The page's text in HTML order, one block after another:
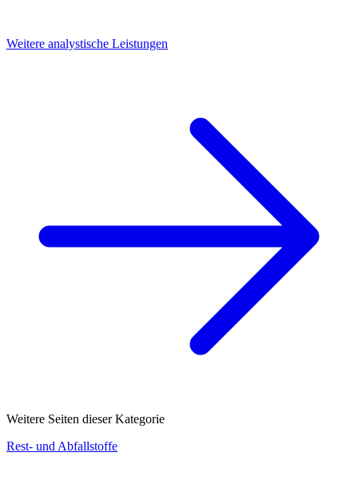
Weitere analystische Leistungen
Weitere Seiten dieser Kategorie
Rest- und Abfallstoffe